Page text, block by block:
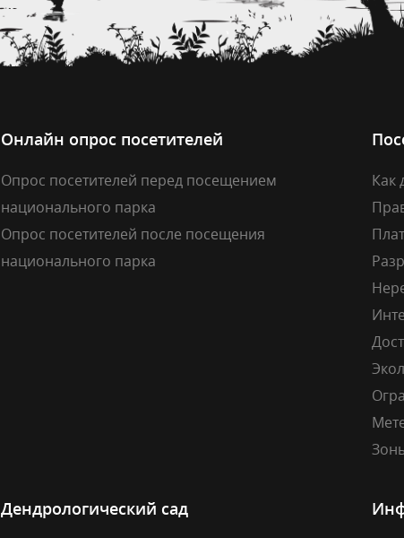
Онлайн опрос посетителей
Опрос посетителей перед посещением
национального парка
Опрос посетителей после посещения
национального парка
Как
Дендрологический сад